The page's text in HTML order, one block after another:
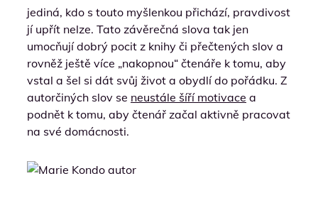
jediná, kdo s touto myšlenkou přichází, pravdivost
jí upřít nelze. Tato závěrečná slova tak jen
umocňují dobrý pocit z knihy či přečtených slov a
rovněž ještě více „nakopnou“ čtenáře k tomu, aby
vstal a šel si dát svůj život a obydlí do pořádku. Z
autorčiných slov se neustále šíří motivace a
podnět k tomu, aby čtenář začal aktivně pracovat
na své domácnosti.